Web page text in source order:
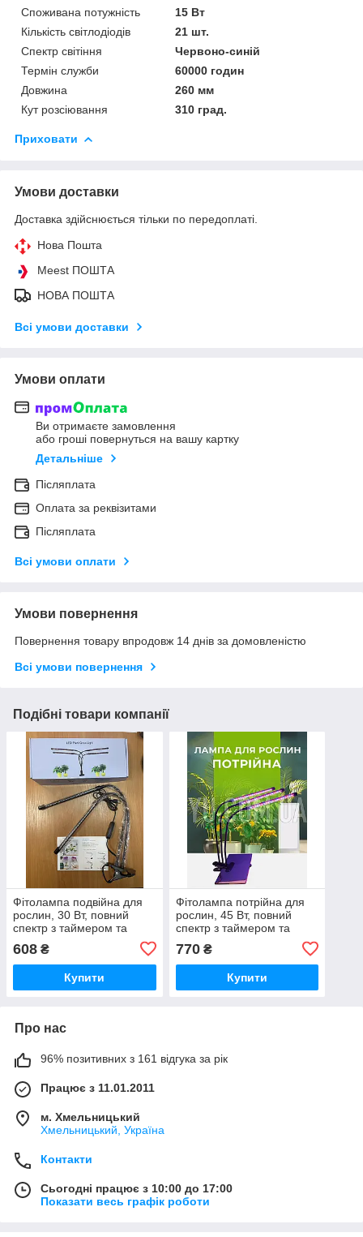
Споживана потужність
15 Вт
Кількість світлодіодів
21 шт.
Спектр світіння
Червоно-синій
Термін служби
60000 годин
Довжина
260 мм
Кут розсіювання
310 град.
Приховати
Умови доставки
Доставка здійснюється тільки по передоплаті.
Нова Пошта
Meest ПОШТА
НОВА ПОШТА
Всі умови доставки
Умови оплати
Ви отримаєте замовлення
або гроші повернуться на вашу картку
Детальніше
Післяплата
Оплата за реквізитами
Післяплата
Всі умови оплати
Умови повернення
Повернення товару впродовж 14 днів за домовленістю
Всі умови повернення
Подібні товари компанії
Фітолампа подвійна для
рослин, 30 Вт, повний
спектр з таймером та
регулюванням яскравості
608 ₴
Купити
Фітолампа потрійна для
рослин, 45 Вт, повний
спектр з таймером та
регулюванням яскравості
770₴
Купити
Про нас
96% позитивних з 161 відгука за рік
Працює з 11.01.2011
м. Хмельницький
Хмельницький, Україна
Контакти
Сьогодні працює з 10:00 до 17:00
Показати весь графік роботи